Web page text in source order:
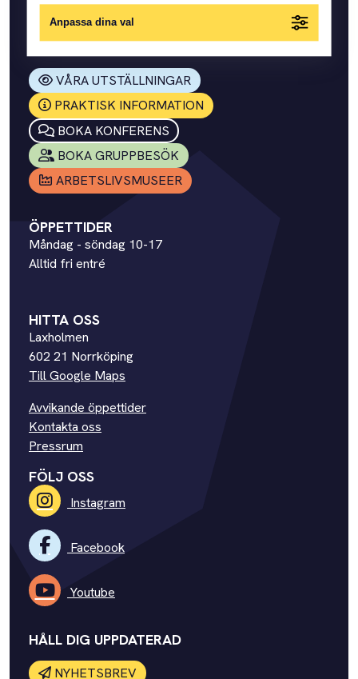
Där vi samlar människors minnen och berättelser om
arbete och vardag.
SNABBLÄNKAR
VÅRA UTSTÄLLNINGAR
PRAKTISK INFORMATION
BOKA KONFERENS
BOKA GRUPPBESÖK
ARBETSLIVSMUSEER
ÖPPETTIDER
Måndag - söndag 10-17
Alltid fri entré
HITTA OSS
Laxholmen
602 21 Norrköping
Till Google Maps
Avvikande öppettider
Kontakta oss
Pressrum
FÖLJ OSS
Instagram
Facebook
Youtube
HÅLL DIG UPPDATERAD
NYHETSBREV
Anpassa dina val